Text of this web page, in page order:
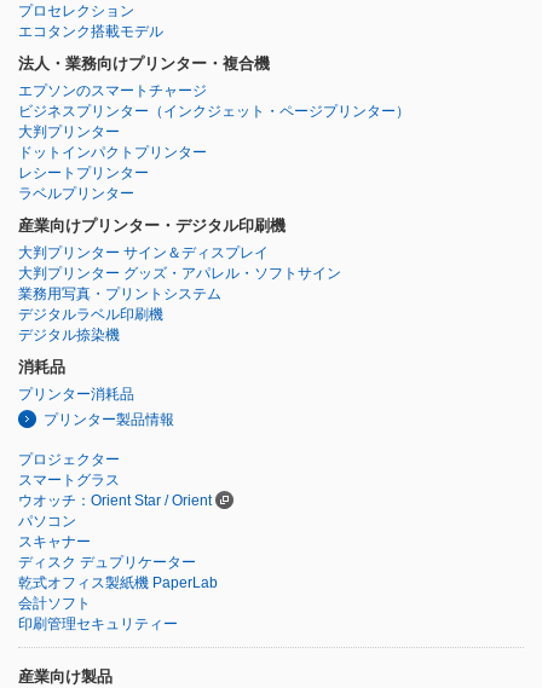
プロセレクション
エコタンク搭載モデル
法人・業務向けプリンター・複合機
エプソンのスマートチャージ
ビジネスプリンター （インクジェット・ページプリンター）
大判プリンター
ドットインパクトプリンター
レシートプリンター
ラベルプリンター
産業向けプリンター・デジタル印刷機
大判プリンター サイン＆ディスプレイ
大判プリンター グッズ・アパレル・ソフトサイン
業務用写真・プリントシステム
デジタルラベル印刷機
デジタル捺染機
消耗品
プリンター消耗品
プリンター製品情報
プロジェクター
スマートグラス
ウオッチ：Orient Star / Orient
パソコン
スキャナー
ディスク デュプリケーター
乾式オフィス製紙機 PaperLab
会計ソフト
印刷管理セキュリティー
産業向け製品